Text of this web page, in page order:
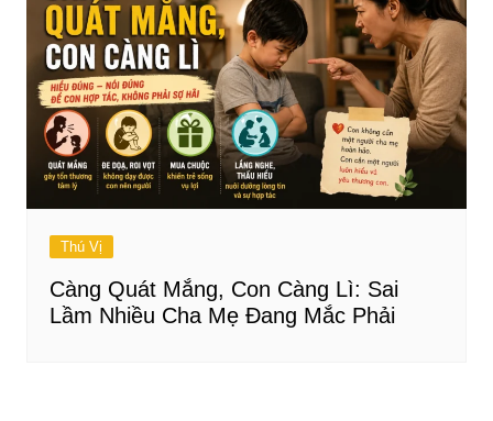
Thú Vị
Càng Quát Mắng, Con Càng Lì: Sai
Lầm Nhiều Cha Mẹ Đang Mắc Phải